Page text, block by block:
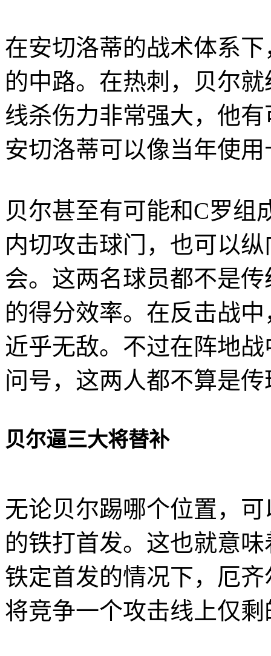
在安切洛蒂的战术体系
的中路。在热刺，贝尔
线杀伤力非常强大，他
安切洛蒂可以像当年使
贝尔甚至有可能和C罗组
内切攻击球门，也可以
会。这两名球员都不是
的得分效率。在反击战
近乎无敌。不过在阵地
问号，这两人都不算是
贝尔逼三大将替补
无论贝尔踢哪个位置，
的铁打首发。这也就意
铁定首发的情况下，厄
将竞争一个攻击线上仅